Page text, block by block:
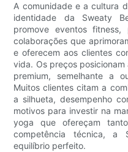
A comunidade e a cultura
identidade da Sweaty
promove eventos
colaborações que
e oferecem aos clientes
vida. Os preços
premium, semelhante a
Muitos clientes citam a
a silhueta, desempenho
motivos para investir na
yoga que ofereçam
competência técnica, a
equilíbrio perfeito.